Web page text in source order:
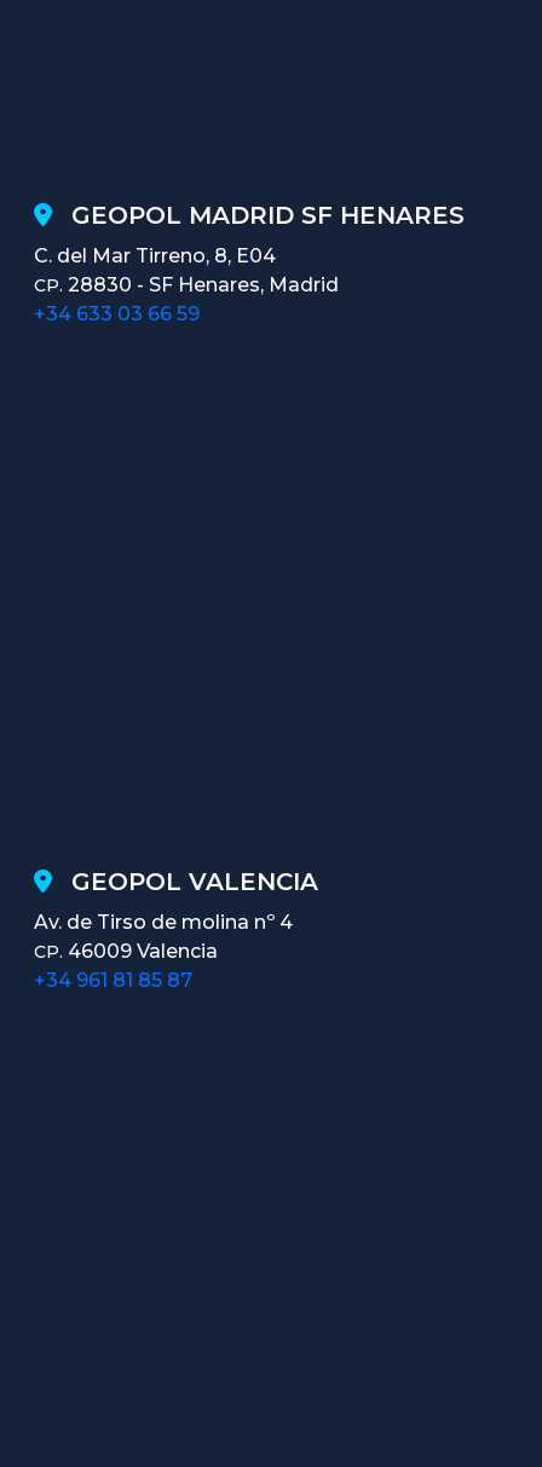
GEOPOL MADRID SF HENARES
C. del Mar Tirreno, 8, E04
CP. 28830 - SF Henares, Madrid
+34 633 03 66 59
GEOPOL VALENCIA
Av. de Tirso de molina nº 4
CP. 46009 Valencia
+34 961 81 85 87